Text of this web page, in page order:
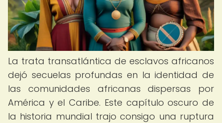
La trata transatlántica de esclavos africanos
dejó secuelas profundas en la identidad de
las comunidades africanas dispersas por
América y el Caribe. Este capítulo oscuro de
la historia mundial trajo consigo una ruptura